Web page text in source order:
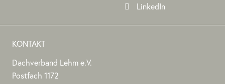
LinkedIn
KONTAKT
Dachverband Lehm e.V.
Stephan
Stephan
Dachverband
Postfach 1172
DACHVERBAND
LEHM